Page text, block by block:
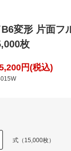
変形 片面フ
枚
円(税込)
式（15,000枚）